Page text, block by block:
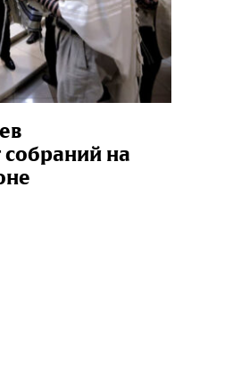
собраний на